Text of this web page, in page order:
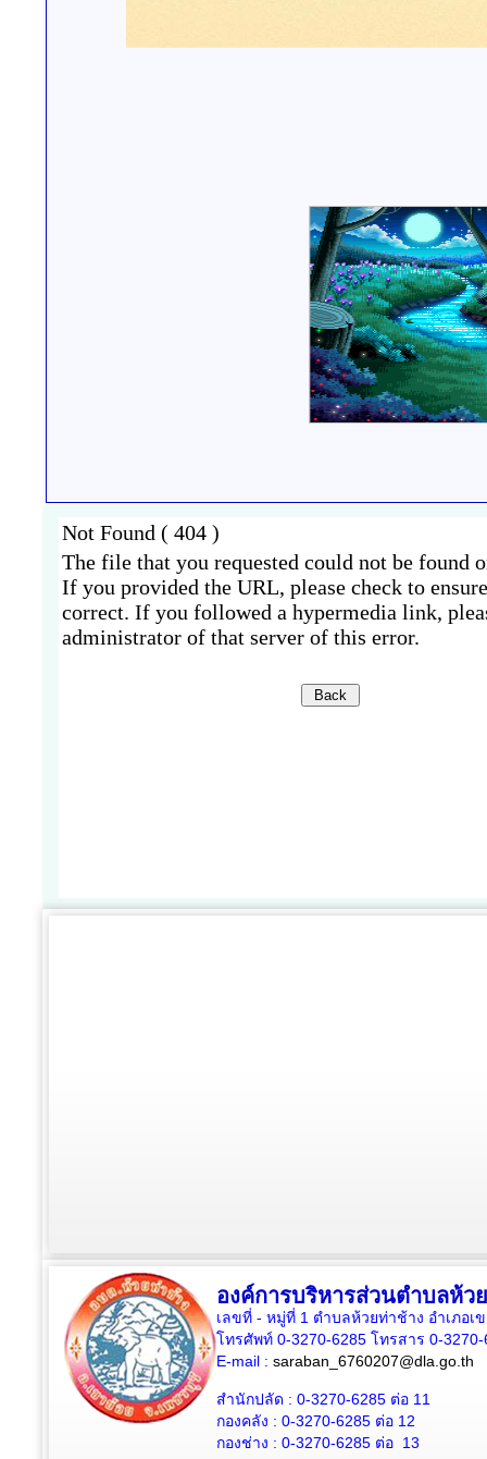
องค์การบริหารส่วนตำบลห้ว
เลขที่ - หมู่ที่ 1 ตำบลห้วยท่าช้าง อำเภอเ
โทรศัพท์ 0-3270-6285 โทรสาร 0-
E-mail : saraban_6760207@dla.go.th
สำนักปลัด : 0-3270-6285 ต่อ 11
กองคลัง : 0-3270-6285 ต่อ 12
กองช่าง : 0-3270-6285 ต่อ 13